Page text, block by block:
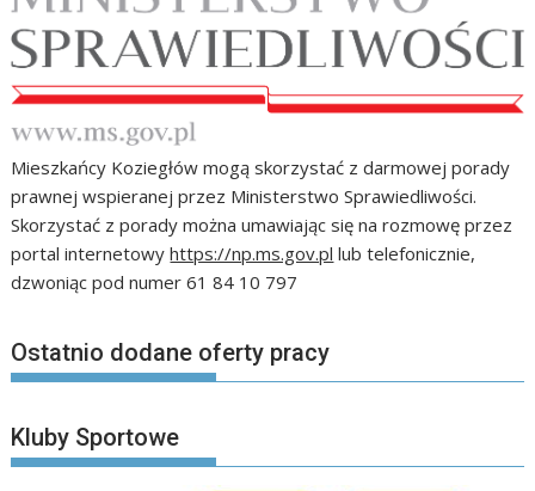
Mieszkańcy Koziegłów mogą skorzystać z darmowej porady
prawnej wspieranej przez Ministerstwo Sprawiedliwości.
Skorzystać z porady można umawiając się na rozmowę przez
portal internetowyhttps://np.ms.gov.pl lub telefonicznie,
dzwoniąc pod numer 61 84 10 797
Ostatnio dodane oferty pracy
Kluby Sportowe